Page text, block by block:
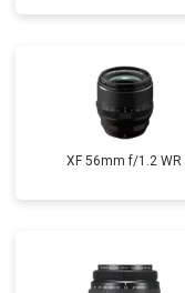
XF 56mm f/1.2 WR